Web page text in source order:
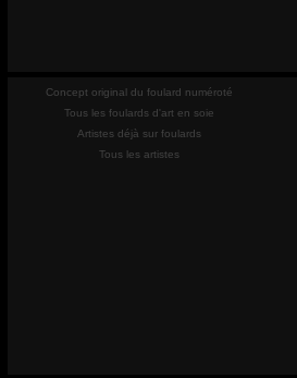
Concept original du foulard numéroté
Tous les foulards d'art en soie
Artistes déjà sur foulards
Tous les artistes